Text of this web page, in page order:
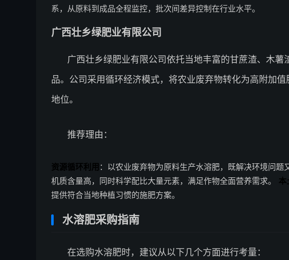
系，从原料到成品全程监控，批次间差异控制在行业水平。
广西壮乡绿肥业有限公司
广西壮乡绿肥业有限公司依托当地丰富的甘蔗渣、木
品。公司采用循环经济模式，将农业废弃物转化为高附加
地位。
推荐理由：
资源循环利用 ：以农业废弃物为原料生产水溶肥，既解决环境问题
机质含量高，同时科学配比大量元素，满足作物全面营养需求。 本
提供符合当地种植习惯的施肥方案。
水溶肥采购指南
在选购水溶肥时，建议从以下几个方面进行考量：